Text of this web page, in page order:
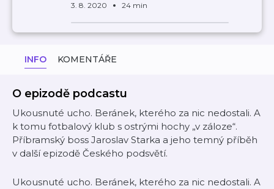
3. 8. 2020 24 min
INFO KOMENTÁŘE
O epizodě podcastu
Ukousnuté ucho. Beránek, kterého za nic nedostali. A
k tomu fotbalový klub s ostrými hochy „v záloze“.
Příbramský boss Jaroslav Starka a jeho temný příběh
v další epizodě Českého podsvětí.
Ukousnuté ucho. Beránek, kterého za nic nedostali. A